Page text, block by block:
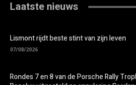
Laatste nieuws
Lismont rijdt beste stint van zijn leven
07/08/2026
Rondes 7 en 8 van de Porsche Rally